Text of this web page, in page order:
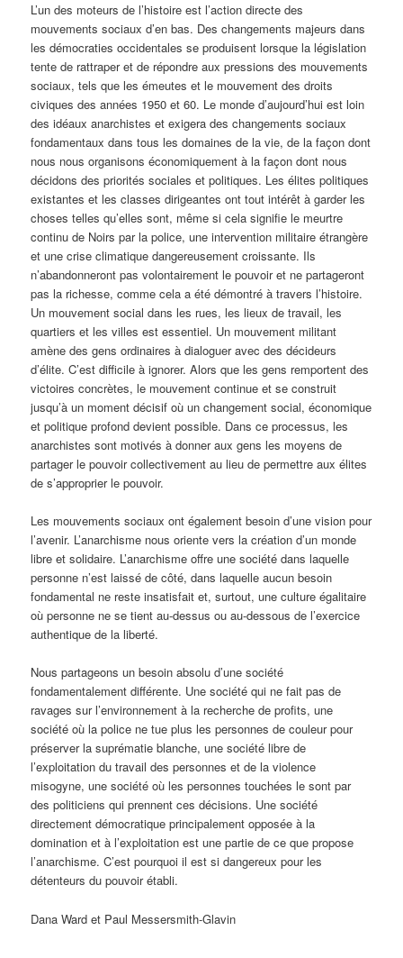
L’un des moteurs de l’histoire est l’action directe des
mouvements sociaux d’en bas. Des changements majeurs dans
les démocraties occidentales se produisent lorsque la législation
tente de rattraper et de répondre aux pressions des mouvements
sociaux, tels que les émeutes et le mouvement des droits
civiques des années 1950 et 60. Le monde d’aujourd’hui est loin
des idéaux anarchistes et exigera des changements sociaux
fondamentaux dans tous les domaines de la vie, de la façon dont
nous nous organisons économiquement à la façon dont nous
décidons des priorités sociales et politiques. Les élites politiques
existantes et les classes dirigeantes ont tout intérêt à garder les
choses telles qu’elles sont, même si cela signifie le meurtre
continu de Noirs par la police, une intervention militaire étrangère
et une crise climatique dangereusement croissante. Ils
n’abandonneront pas volontairement le pouvoir et ne partageront
pas la richesse, comme cela a été démontré à travers l’histoire.
Un mouvement social dans les rues, les lieux de travail, les
quartiers et les villes est essentiel. Un mouvement militant
amène des gens ordinaires à dialoguer avec des décideurs
d’élite. C’est difficile à ignorer. Alors que les gens remportent des
victoires concrètes, le mouvement continue et se construit
jusqu’à un moment décisif où un changement social, économique
et politique profond devient possible. Dans ce processus, les
anarchistes sont motivés à donner aux gens les moyens de
partager le pouvoir collectivement au lieu de permettre aux élites
de s’approprier le pouvoir.
Les mouvements sociaux ont également besoin d’une vision pour
l’avenir. L’anarchisme nous oriente vers la création d’un monde
libre et solidaire. L’anarchisme offre une société dans laquelle
personne n’est laissé de côté, dans laquelle aucun besoin
fondamental ne reste insatisfait et, surtout, une culture égalitaire
où personne ne se tient au-dessus ou au-dessous de l’exercice
authentique de la liberté.
Nous partageons un besoin absolu d’une société
fondamentalement différente. Une société qui ne fait pas de
ravages sur l’environnement à la recherche de profits, une
société où la police ne tue plus les personnes de couleur pour
préserver la suprématie blanche, une société libre de
l’exploitation du travail des personnes et de la violence
misogyne, une société où les personnes touchées le sont par
des politiciens qui prennent ces décisions. Une société
directement démocratique principalement opposée à la
domination et à l’exploitation est une partie de ce que propose
l’anarchisme. C’est pourquoi il est si dangereux pour les
détenteurs du pouvoir établi.
Dana Ward et Paul Messersmith-Glavin